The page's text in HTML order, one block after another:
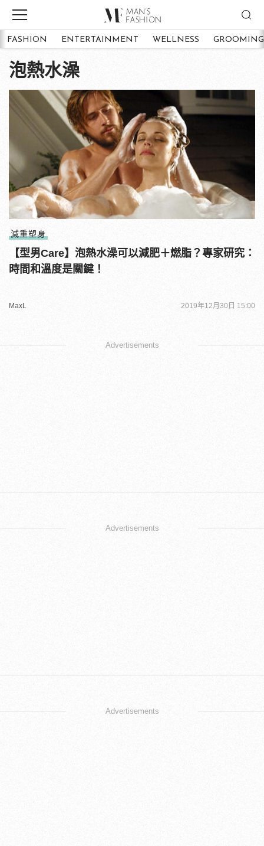
FASHION ENTERTAINMENT WELLNESS GROOMING
泡熱水澡
減重塑身
【型男Care】泡熱水澡可以減肥＋燃脂？專家研究：
時間和溫度是關鍵！
MaxL 2019年12月30日 15:00
Advertisements
Advertisements
Advertisements